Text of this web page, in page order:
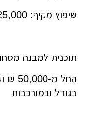
שיפוץ מקיף: 10,000-25,000 ₪
תוכנית למבנה
החל
בגודל ובמורכבות